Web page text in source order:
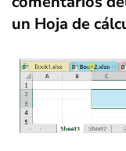
un Hoja de